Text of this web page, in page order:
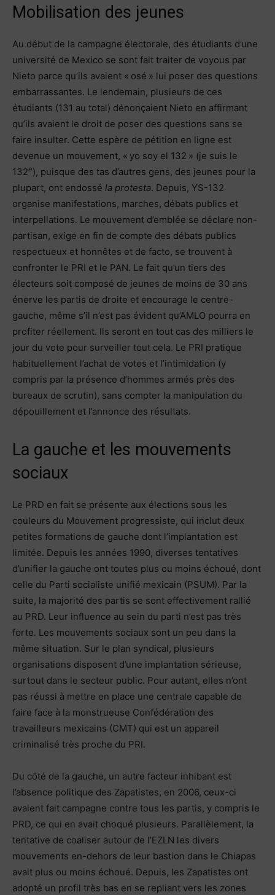
Mobilisation des jeunes
Au début de la campagne électorale, des étudiants d’une
université de Mexico se sont fait traiter de voyous par
Nieto parce qu’ils avaient « osé » lui poser des questions
embarrassantes. Le lendemain, plusieurs de ces
étudiants (131 au total) dénonçaient Nieto en affirmant
qu’ils avaient le droit de poser des questions sans se
faire insulter. Cette espère de pétition en ligne est
devenue un mouvement, « yo soy el 132 » (je suis le
132e), puisque des tas d’autres gens, des jeunes pour la
plupart, ont endossé la protesta. Depuis, YS-132
organise manifestations, marches, débats publics et
interpellations. Le mouvement d’emblée se déclare non-
partisan, exige en fin de compte des débats publics
respectueux et honnêtes et de facto, se trouvent à
confronter le PRI et le PAN. Le fait qu’un tiers des
électeurs soit composé de jeunes de moins de 30 ans
énerve les partis de droite et encourage le centre-
gauche, même s’il n’est pas évident qu’AMLO pourra en
profiter réellement. Ils seront en tout cas des milliers le
jour du vote pour surveiller tout cela. Le PRI pratique
habituellement l’achat de votes et l’intimidation (y
compris par la présence d’hommes armés près des
bureaux de scrutin), sans compter la manipulation du
dépouillement et l’annonce des résultats.
La gauche et les mouvements
sociaux
Le PRD en fait se présente aux élections sous les
couleurs du Mouvement progressiste, qui inclut deux
petites formations de gauche dont l’implantation est
limitée. Depuis les années 1990, diverses tentatives
d’unifier la gauche ont toutes plus ou moins échoué, dont
celle du Parti socialiste unifié mexicain (PSUM). Par la
suite, la majorité des partis se sont effectivement rallié
au PRD. Leur influence au sein du parti n’est pas très
forte. Les mouvements sociaux sont un peu dans la
même situation. Sur le plan syndical, plusieurs
organisations disposent d’une implantation sérieuse,
surtout dans le secteur public. Pour autant, elles n’ont
pas réussi à mettre en place une centrale capable de
faire face à la monstrueuse Confédération des
travailleurs mexicains (CMT) qui est un appareil
criminalisé très proche du PRI.
Du côté de la gauche, un autre facteur inhibant est
l’absence politique des Zapatistes, en 2006, ceux-ci
avaient fait campagne contre tous les partis, y compris le
PRD, ce qui en avait choqué plusieurs. Parallèlement, la
tentative de coaliser autour de l’EZLN les divers
mouvements en-dehors de leur bastion dans le Chiapas
avait plus ou moins échoué. Depuis, les Zapatistes ont
adopté un profil très bas en se repliant vers les zones